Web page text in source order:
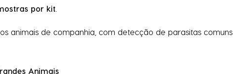
por kit
animais de companhia, com detecção de parasitas comuns
Animais